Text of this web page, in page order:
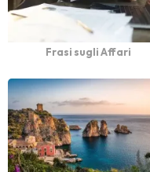
Frasi sugli Affari